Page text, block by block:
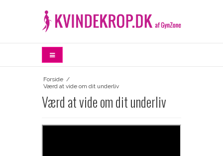
Forside /
Værd at vide om dit underliv
Værd at vide om dit underliv